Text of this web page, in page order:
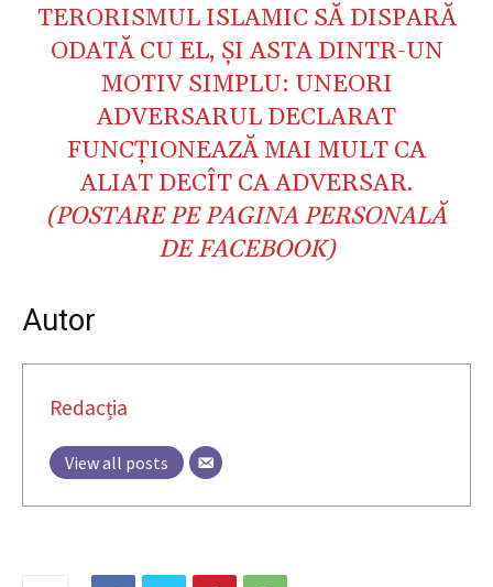
TERORISMUL ISLAMIC SĂ DISPARĂ
ODATĂ CU EL, ŞI ASTA DINTR-UN
MOTIV SIMPLU: UNEORI
ADVERSARUL DECLARAT
FUNCŢIONEAZĂ MAI MULT CA
ALIAT DECÎT CA ADVERSAR.
(POSTARE PE PAGINA PERSONALĂ
DE FACEBOOK)
Autor
Redacția
View all posts